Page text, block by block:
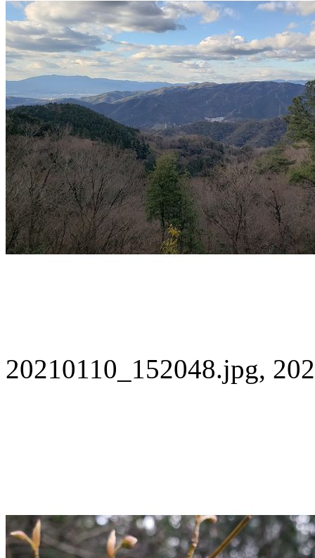
20210110_152048.jpg,